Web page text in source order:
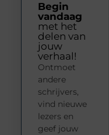
Begin
vandaag
met het
delen van
jouw
verhaal!
Ontmoet
andere
schrijvers,
vind nieuwe
lezers en
geef jouw